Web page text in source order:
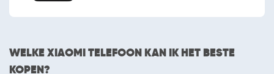
WELKE XIAOMI TELEFOON KAN IK HET BESTE
KOPEN?